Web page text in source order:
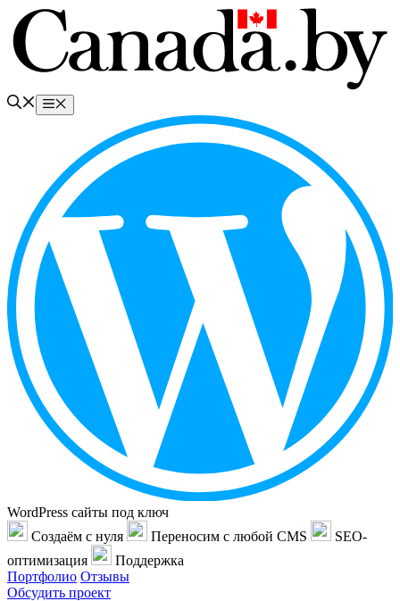
Перейти
содержимому
Меню
WordPress сайты под ключ
Создаём с нуля
Переносим с любой CMS
SEO-
оптимизация
Поддержка
Портфолио Отзывы
Обсудить проект